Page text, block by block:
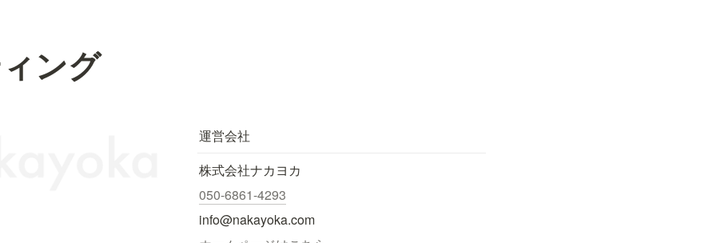
ング
運営会社
株式会社ナカヨカ
050-6861-4293
info@nakayoka.com